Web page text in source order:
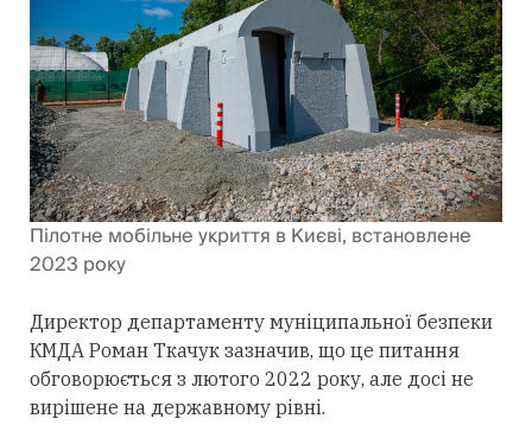
Пілотне мобільне укриття в Києві, встановлене
2023 року
Директор департаменту муніципальної безпеки
КМДА Роман Ткачук зазначив, що це питання
обговорюється з лютого 2022 року, але досі не
вирішене на державному рівні.